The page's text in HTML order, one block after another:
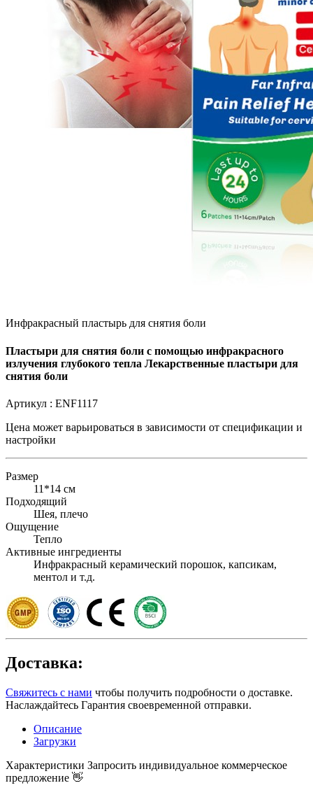
Инфракрасный пластырь для снятия боли
Пластыри для снятия боли с помощью инфракрасного
излучения глубокого тепла Лекарственные пластыри для
снятия боли
Артикул : ENF1117
Цена может варьироваться в зависимости от спецификации и
настройки
Размер
11*14 см
Подходящий
Шея, плечо
Ощущение
Тепло
Активные ингредиенты
Инфракрасный керамический порошок, капсикам,
ментол и т.д.
Доставка:
Свяжитесь с нами чтобы получить подробности о доставке.
Наслаждайтесь Гарантия своевременной отправки.
Описание
Загрузки
Характеристики Запросить индивидуальное коммерческое
предложение 👋